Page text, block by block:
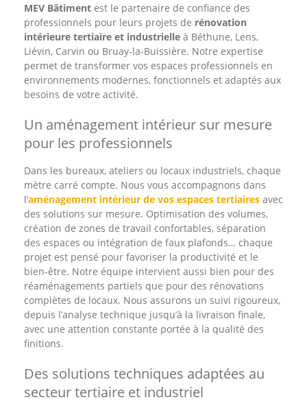
MEV Bâtiment est le partenaire de confiance des
professionnels pour leurs projets de rénovation
intérieure tertiaire et industrielle à Béthune, Lens,
Liévin, Carvin ou Bruay-la-Buissière. Notre expertise
permet de transformer vos espaces professionnels en
environnements modernes, fonctionnels et adaptés aux
besoins de votre activité.
Un aménagement intérieur sur mesure
pour les professionnels
Dans les bureaux, ateliers ou locaux industriels, chaque
mètre carré compte. Nous vous accompagnons dans
l’aménagement intérieur de vos espaces tertiaires avec
des solutions sur mesure. Optimisation des volumes,
création de zones de travail confortables, séparation
des espaces ou intégration de faux plafonds… chaque
projet est pensé pour favoriser la productivité et le
bien-être. Notre équipe intervient aussi bien pour des
réaménagements partiels que pour des rénovations
complètes de locaux. Nous assurons un suivi rigoureux,
depuis l’analyse technique jusqu’à la livraison finale,
avec une attention constante portée à la qualité des
finitions.
Des solutions techniques adaptées au
secteur tertiaire et industriel